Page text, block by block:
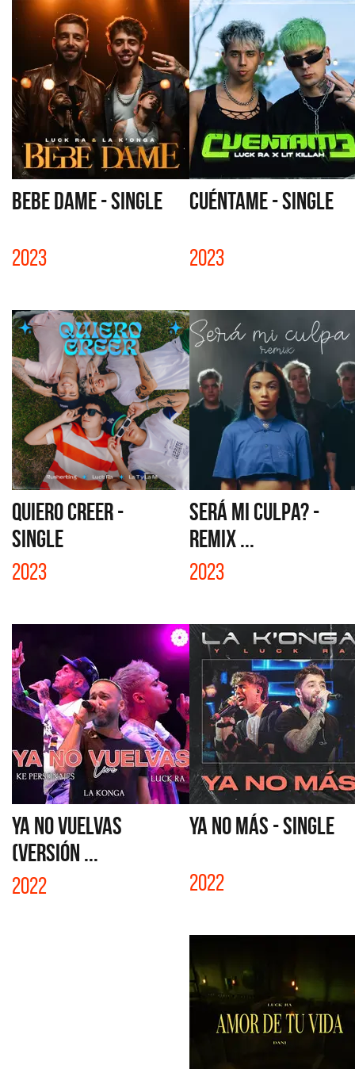
BEBE DAME - SINGLE
2023
CUÉNTAME - SINGLE
2023
QUIERO CREER -
SINGLE
2023
SERÁ MI CULPA? -
REMIX ...
2023
YA NO VUELVAS
(VERSIÓN ...
2022
YA NO MÁS - SINGLE
2022